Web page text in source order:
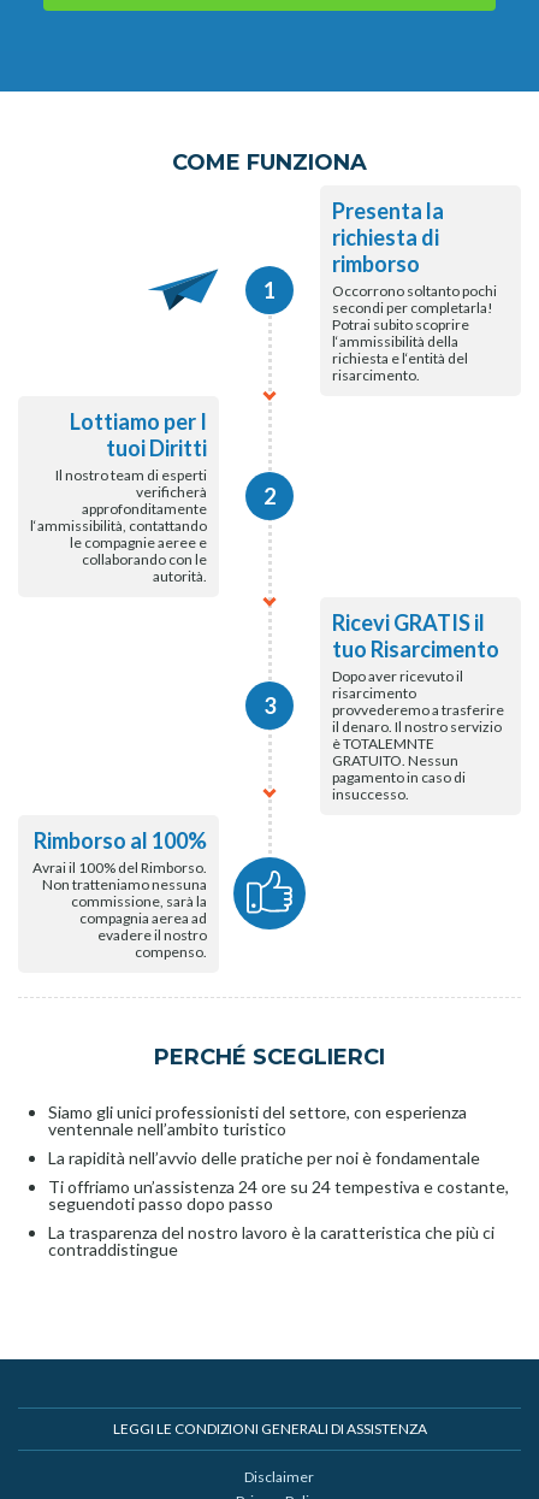
COME FUNZIONA
1
Presenta la
richiesta di
rimborso
Occorrono soltanto pochi
secondi per completarla!
Potrai subito scoprire
l‘ammissibilità della
richiesta e l‘entità del
risarcimento.
Lottiamo per I
tuoi Diritti
Il nostro team di esperti
verificherà
approfonditamente
l‘ammissibilità, contattando
le compagnie aeree e
collaborando con le
autorità.
2
3
Ricevi GRATIS il
tuo Risarcimento
Dopo aver ricevuto il
risarcimento
provvederemo a trasferire
il denaro. Il nostro servizio
è TOTALEMNTE
GRATUITO. Nessun
pagamento in caso di
insuccesso.
Rimborso al 100%
Avrai il 100% del Rimborso.
Non tratteniamo nessuna
commissione, sarà la
compagnia aerea ad
evadere il nostro
compenso.
PERCHÉ SCEGLIERCI
Siamo gli unici professionisti del settore, con esperienza
ventennale nell’ambito turistico
La rapidità nell’avvio delle pratiche per noi è fondamentale
Ti offriamo un’assistenza 24 ore su 24 tempestiva e costante,
seguendoti passo dopo passo
La trasparenza del nostro lavoro è la caratteristica che più ci
contraddistingue
LEGGI LE CONDIZIONI GENERALI DI ASSISTENZA
Disclaimer